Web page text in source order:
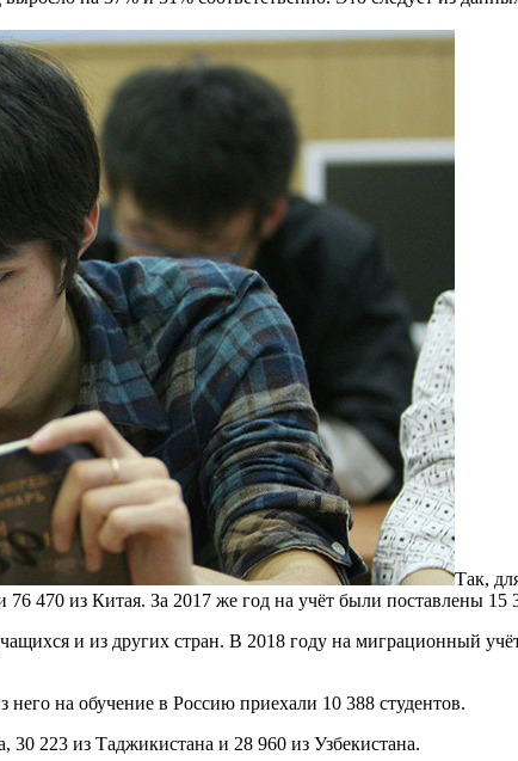
Так,
470 из Китая. За 2017 же год на учёт были поставлены 15
и из других стран. В 2018 году на миграционный
на обучение в Россию приехали 10 388 студентов.
30 223 из Таджикистана и 28 960 из Узбекистана.